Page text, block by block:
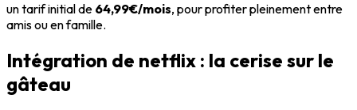
un tarif initial de 64,99€/mois, pour profiter pleinement entre
amis ou en famille.
Intégration de netflix : la cerise sur le
gâteau